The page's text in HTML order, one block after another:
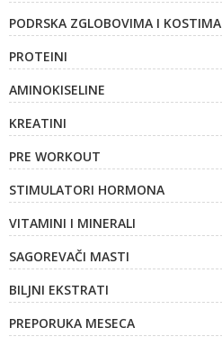
PODRSKA ZGLOBOVIMA I KOSTIMA
PROTEINI
AMINOKISELINE
KREATINI
PRE WORKOUT
STIMULATORI HORMONA
VITAMINI I MINERALI
SAGOREVAČI MASTI
BILJNI EKSTRATI
PREPORUKA MESECA